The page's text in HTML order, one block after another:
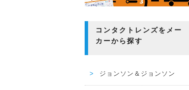
コンタクトレンズをメー
カーから探す
ジョンソン＆ジョンソン